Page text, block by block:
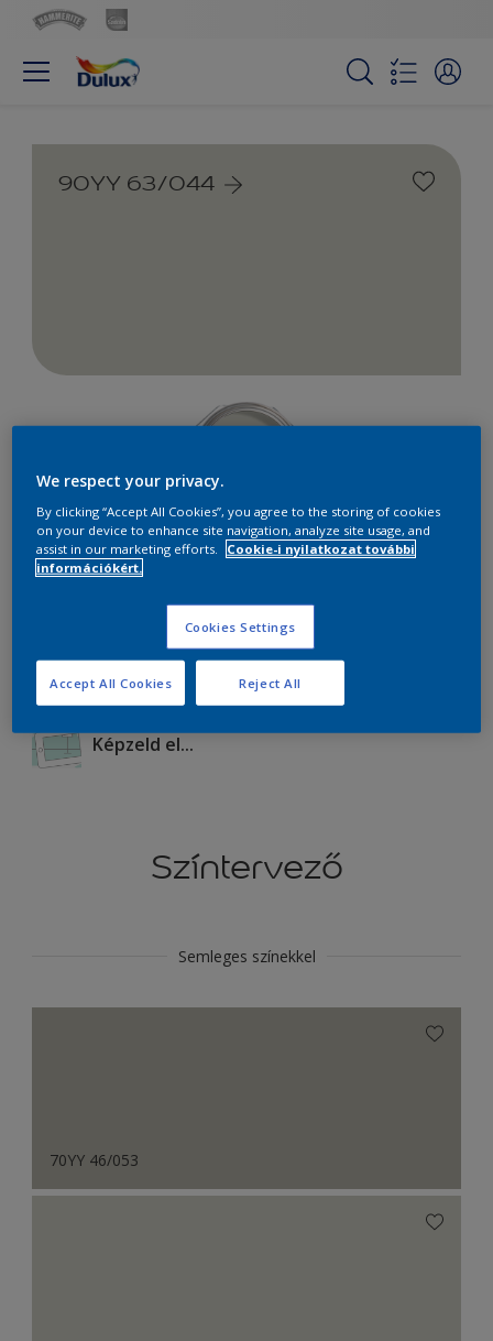
90YY 63/044
Termékek ebben a színben
Mehet
Képzeld el...
Színtervező
Semleges színekkel
70YY 46/053
We respect your privacy.
By clicking “Accept All Cookies”, you agree to the storing of cookies
on your device to enhance site navigation, analyze site usage, and
assist in our marketing efforts.
Cookie-i nyilatkozat további
információkért.
Cookies Settings
Reject All
Accept All Cookies